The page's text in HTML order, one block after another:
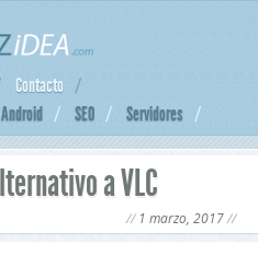
Contacto
Android SEO Servidores
a VLC
1 marzo, 2017